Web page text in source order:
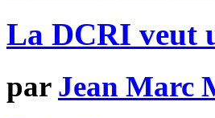
La DCRI veut
par Jean Marc